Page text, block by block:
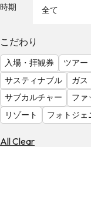
る
気
を
見
る
時期 全て
こだわり
入場・拝観券 ツアー
サスティナブル
ガス
サブカルチャー
ファ
リゾート
フォトジェ
All Clear